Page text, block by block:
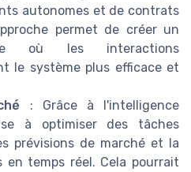
autonomes et de contrats
permet de créer un
où les interactions
le système plus efficace et
: Grâce à l'intelligence
à optimiser des tâches
prévisions de marché et la
en temps réel. Cela pourrait